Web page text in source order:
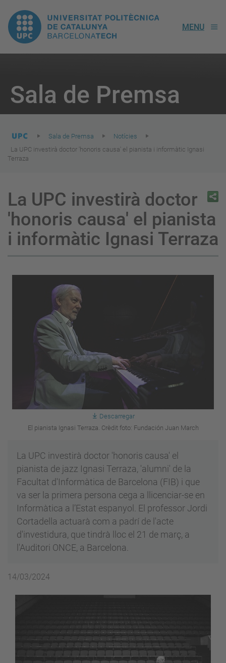
UPC.
Universitat
de
Catalunya
MENU
Sala de Premsa
here:
Sala de Premsa
Notícies
La UPC investirà doctor 'honoris causa' el pianista i informàtic Ignasi
Terraza
La UPC investirà doctor
'honoris causa' el pianista
i informàtic Ignasi Terraza
Descarregar
El pianista Ignasi Terraza. Crèdit foto: Fundación Juan March
La UPC investirà doctor 'honoris causa' el
pianista de jazz Ignasi Terraza, 'alumni' de la
Facultat d'Informàtica de Barcelona (FIB) i que
va ser la primera persona cega a llicenciar-se en
Informàtica a l’Estat espanyol. El professor Jordi
Cortadella actuarà com a padrí de l'acte
d'investidura, que tindrà lloc el 21 de març, a
l'Auditori ONCE, a Barcelona.
14/03/2024